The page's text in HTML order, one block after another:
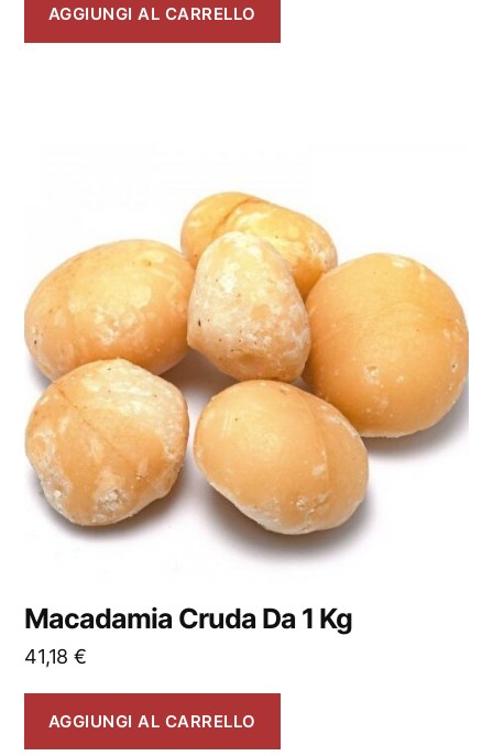
AGGIUNGI AL CARRELLO
Macadamia Cruda Da 1 Kg
41,18 €
AGGIUNGI AL CARRELLO